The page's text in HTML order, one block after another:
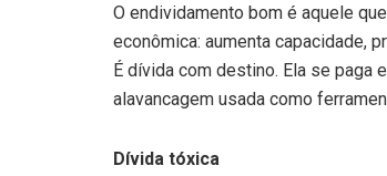
O endividamento bom é aquele
econômica: aumenta capacidade,
É dívida com destino. Ela se paga
alavancagem usada como
Dívida tóxica